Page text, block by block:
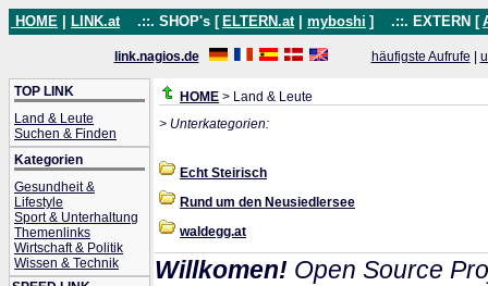
HOME LINK.at .::. SHOP's [ ELTERN.at myboshi ] .::. EXTERN [
link.nagios.de häufigste Aufrufe
TOP LINK
Land & Leute
Suchen & Finden
Kategorien
Gesundheit &
Lifestyle
Sport & Unterhaltung
Themenlinks
Wirtschaft & Politik
Wissen & Technik
HOME > Land & Leute
> Unterkategorien:
Echt Steirisch
Rund um den Neusiedlersee
waldegg.at
Willkomen! Open Source